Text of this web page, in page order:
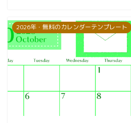
2026年・無料のカレンダーテンプレート